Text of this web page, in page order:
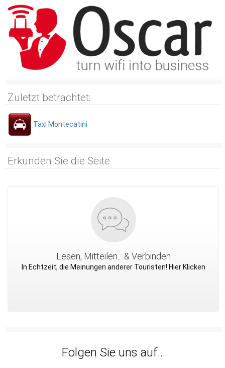
Zuletzt betrachtet:
Taxi Montecatini
Erkunden Sie die Seite
Lesen, Mitteilen... & Verbinden
In Echtzeit, die Meinungen anderer Touristen! Hier Klicken
Folgen Sie uns auf...